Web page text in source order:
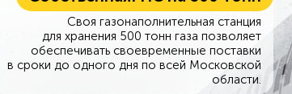
Своя газонаполнительная станция
для хранения 500 тонн газа позволяет
обеспечивать своевременные поставки
в сроки до одного дня по всей Московской
области.